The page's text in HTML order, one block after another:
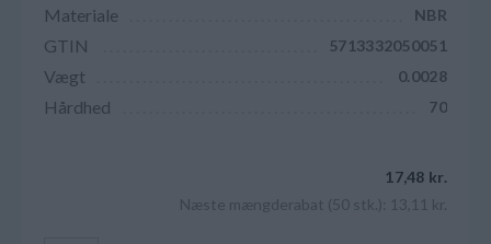
Materiale NBR
GTIN 5713332050051
Vægt 0.0028
Hårdhed 70
17,48 kr.
Næste mængderabat (50 stk.): 13,11 kr.